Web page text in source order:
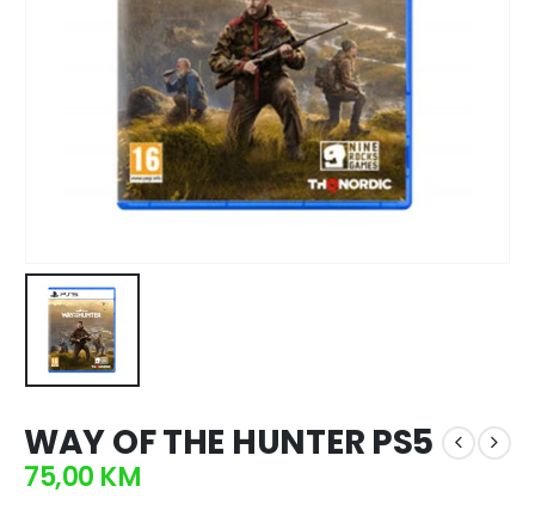
WAY OF THE HUNTER PS5
75,00 KM